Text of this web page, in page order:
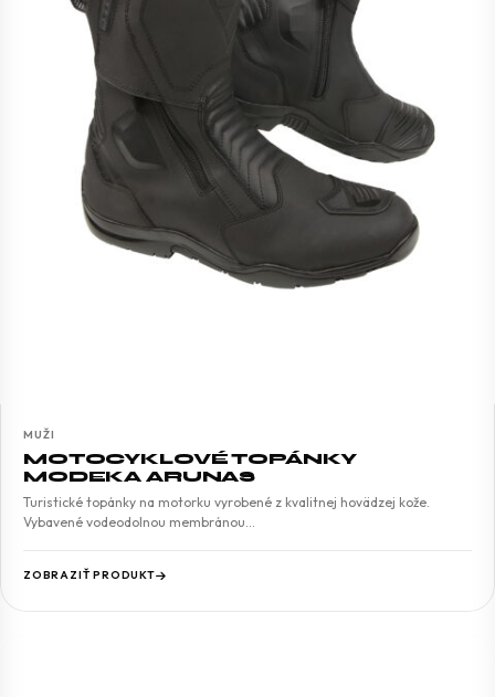
MUŽI
MOTOCYKLOVÉ TOPÁNKY
MODEKA ARUNAS
Turistické topánky na motorku vyrobené z kvalitnej hovädzej kože.
Vybavené vodeodolnou membránou…
ZOBRAZIŤ PRODUKT